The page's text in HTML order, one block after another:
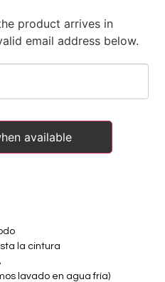
product arrives in
email address below.
available
la cintura
lavado en agua fría)